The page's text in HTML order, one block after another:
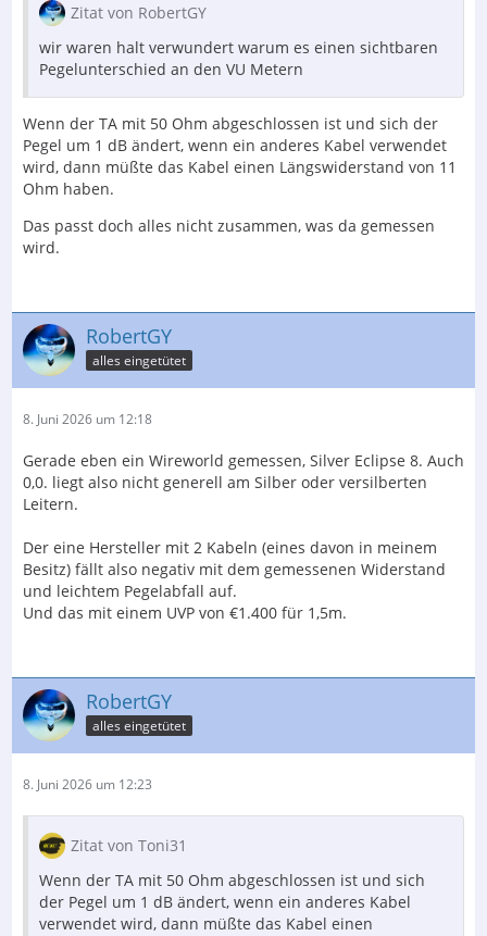
Zitat von RobertGY
wir waren halt verwundert warum es einen sichtbaren
Pegelunterschied an den VU Metern
Wenn der TA mit 50 Ohm abgeschlossen ist und sich der
Pegel um 1 dB ändert, wenn ein anderes Kabel verwendet
wird, dann müßte das Kabel einen Längswiderstand von 11
Ohm haben.
Das passt doch alles nicht zusammen, was da gemessen
wird.
RobertGY
alles eingetütet
8. Juni 2026 um 12:18
Gerade eben ein Wireworld gemessen, Silver Eclipse 8. Auch
0,0. liegt also nicht generell am Silber oder versilberten
Leitern.
Der eine Hersteller mit 2 Kabeln (eines davon in meinem
Besitz) fällt also negativ mit dem gemessenen Widerstand
und leichtem Pegelabfall auf.
Und das mit einem UVP von €1.400 für 1,5m.
RobertGY
alles eingetütet
8. Juni 2026 um 12:23
Zitat von Toni31
Wenn der TA mit 50 Ohm abgeschlossen ist und sich
der Pegel um 1 dB ändert, wenn ein anderes Kabel
verwendet wird, dann müßte das Kabel einen